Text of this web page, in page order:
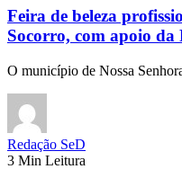
Feira de beleza
Socorro, com apoio da
O município de Nossa
Redação SeD
3 Min Leitura